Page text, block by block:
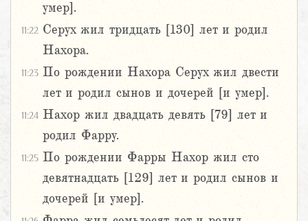
умер].
11:22 Серух жил тридцать [130] лет и родил
Нахора.
11:23 По рождении Нахора Серух жил двести
лет и родил сынов и дочерей [и умер].
11:24 Нахор жил двадцать девять [79] лет и
родил Фарру.
11:25 По рождении Фарры Нахор жил сто
девятнадцать [129] лет и родил сынов и
дочерей [и умер].